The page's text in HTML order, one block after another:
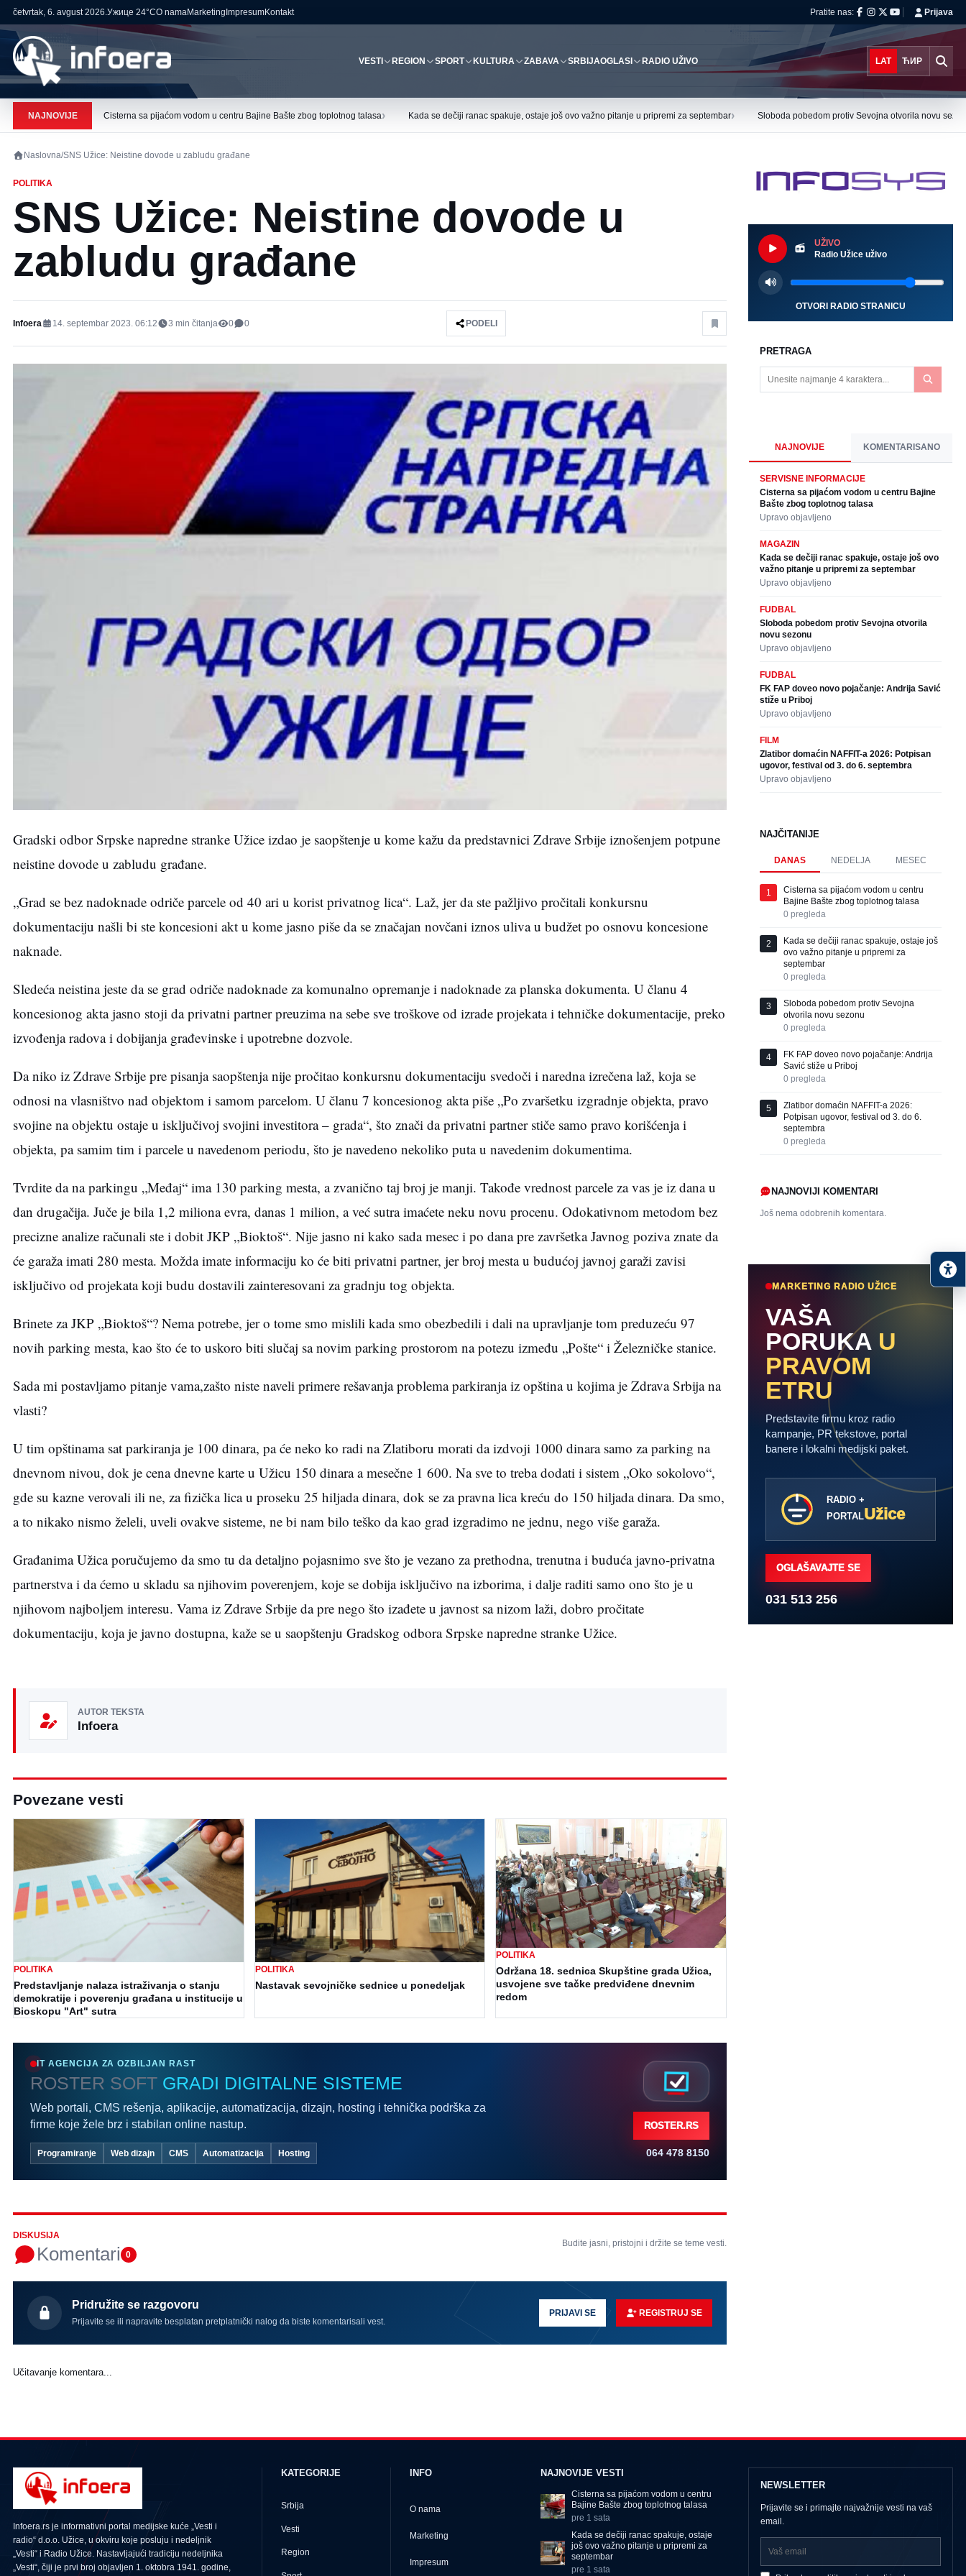
četvrtak, 6. avgust 2026.Ужице 24°CO namaMarketing ImpresumKontakt Pratite nas: Prijava
VESTI REGION SPORT KULTURA ZABAVA SRBIJAOGLASI RADIO UŽIVO LAT ЋИР
NAJNOVIJE Cisterna sa pijaćom vodom u centru Bajine Bašte zbog toplotnog talasa› Kada se dečiji ranac spakuje, ostaje još ovo važno pitanje u pripremi za septembar› Sloboda pobedom protiv Sevojna otvorila novu
Naslovna/SNS Užice: Neistine dovode u zabludu građane
POLITIKA
SNS Užice: Neistine dovode u
zabludu građane
Infoera 14. septembar 2023. 06:12 3 min čitanja 0 0 PODELI
Gradski odbor Srpske napredne stranke Užice izdao je saopštenje u kome kažu da predstavnici Zdrave Srbije iznošenjem potpune
neistine dovode u zabludu građane.
„Grad se bez nadoknade odriče parcele od 40 ari u korist privatnog lica“. Laž, jer da ste pažljivo pročitali konkursnu
dokumentaciju našli bi ste koncesioni akt u kome jasno piše da se značajan novčani iznos uliva u budžet po osnovu koncesione
naknade.
Sledeća neistina jeste da se grad odriče nadoknade za komunalno opremanje i nadoknade za planska dokumenta. U članu 4
koncesionog akta jasno stoji da privatni partner preuzima na sebe sve troškove od izrade projekata i tehničke dokumentacije, preko
izvođenja radova i dobijanja građevinske i upotrebne dozvole.
Da niko iz Zdrave Srbije pre pisanja saopštenja nije pročitao konkursnu dokumentaciju svedoči i naredna izrečena laž, koja se
odnosi na vlasništvo nad objektom i samom parcelom. U članu 7 koncesionog akta piše „Po zvaršetku izgradnje objekta, pravo
svojine na objektu ostaje u isključivoj svojini investitora – grada“, što znači da privatni partner stiče samo pravo korišćenja i
objekta, pa samim tim i parcele u navedenom periodu, što je navedeno nekoliko puta u navedenim dokumentima.
Tvrdite da na parkingu „Međaj“ ima 130 parking mesta, a zvanično taj broj je manji. Takođe vrednost parcele za vas je iz dana u
dan drugačija. Juče je bila 1,2 miliona evra, danas 1 milion, a već sutra imaćete neku novu procenu. Odokativnom metodom bez
precizne analize računali ste i dobit JKP „Bioktoš“. Nije jasno ni kako sada mesec i po dana pre završetka Javnog poziva znate da
će garaža imati 280 mesta. Možda imate informaciju ko će biti privatni partner, jer broj mesta u budućoj javnoj garaži zavisi
isključivo od projekata koji budu dostavili zainteresovani za gradnju tog objekta.
Brinete za JKP „Bioktoš“? Nema potrebe, jer o tome smo mislili kada smo obezbedili i dali na upravljanje tom preduzeću 97
novih parking mesta, kao što će to uskoro biti slučaj sa novim parking prostorom na potezu između „Pošte“ i Železničke stanice.
Sada mi postavljamo pitanje vama,zašto niste naveli primere rešavanja problema parkiranja iz opština u kojima je Zdrava Srbija na
vlasti?
U tim opštinama sat parkiranja je 100 dinara, pa će neko ko radi na Zlatiboru morati da izdvoji 1000 dinara samo za parking na
dnevnom nivou, dok je cena dnevne karte u Užicu 150 dinara a mesečne 1 600. Na sve to treba dodati i sistem „Oko sokolovo“,
gde su kazne verovali ili ne, za fizička lica u proseku 25 hiljada dinara, dok se za pravna lica kreću do 150 hiljada dinara. Da smo,
a to nikako nismo želeli, uveli ovakve sisteme, ne bi nam bilo teško da kao grad izgradimo ne jednu, nego više garaža.
Građanima Užica poručujemo da smo tu da detaljno pojasnimo sve što je vezano za prethodna, trenutna i buduća javno-privatna
partnerstva i da ćemo u skladu sa njihovim poverenjem, koje se dobija isključivo na izborima, i dalje raditi samo ono što je u
njihovom najboljem interesu. Vama iz Zdrave Srbije da pre nego što izađete u javnost sa nizom laži, dobro pročitate
dokumentaciju, koja je javno dostupna, kaže se u saopštenju Gradskog odbora Srpske napredne stranke Užice.
AUTOR TEKSTA
Infoera
Povezane vesti
POLITIKA
Predstavljanje nalaza istraživanja o stanju
demokratije i poverenju građana u institucije u
Bioskopu "Art" sutra
POLITIKA
Nastavak sevojničke sednice u ponedeljak
POLITIKA
Održana 18. sednica Skupštine grada Užica,
usvojene sve tačke predviđene dnevnim
redom
IT AGENCIJA ZA OZBILJAN RAST
ROSTER SOFT GRADI DIGITALNE SISTEME
Web portali, CMS rešenja, aplikacije, automatizacija, dizajn, hosting i tehnička podrška za
firme koje žele brz i stabilan online nastup.
Programiranje Web dizajn CMS Automatizacija Hosting
ROSTER.RS
064 478 8150
DISKUSIJA
Komentari 0
Budite jasni, pristojni i držite se teme vesti.
Pridružite se razgovoru
Prijavite se ili napravite besplatan pretplatnički nalog da biste komentarisali vest.
PRIJAVI SE REGISTRUJ SE
Učitavanje komentara...
UŽIVO
Radio Užice uživo
OTVORI RADIO STRANICU
PRETRAGA
NAJNOVIJE KOMENTARISANO
SERVISNE INFORMACIJE
Cisterna sa pijaćom vodom u centru Bajine
Bašte zbog toplotnog talasa
Upravo objavljeno
MAGAZIN
Kada se dečiji ranac spakuje, ostaje još ovo
važno pitanje u pripremi za septembar
Upravo objavljeno
FUDBAL
Sloboda pobedom protiv Sevojna otvorila
novu sezonu
Upravo objavljeno
FUDBAL
FK FAP doveo novo pojačanje: Andrija Savić
stiže u Priboj
Upravo objavljeno
FILM
Zlatibor domaćin NAFFIT-a 2026: Potpisan
ugovor, festival od 3. do 6. septembra
Upravo objavljeno
NAJČITANIJE
DANAS NEDELJA MESEC
1
Cisterna sa pijaćom vodom u centru
Bajine Bašte zbog toplotnog talasa
0 pregleda
2
Kada se dečiji ranac spakuje, ostaje još
ovo važno pitanje u pripremi za
septembar
0 pregleda
3
Sloboda pobedom protiv Sevojna
otvorila novu sezonu
0 pregleda
4
FK FAP doveo novo pojačanje: Andrija
Savić stiže u Priboj
0 pregleda
5
Zlatibor domaćin NAFFIT-a 2026:
Potpisan ugovor, festival od 3. do 6.
septembra
0 pregleda
NAJNOVIJI KOMENTARI
Još nema odobrenih komentara.
MARKETING RADIO UŽICE
VAŠA
PORUKA U
PRAVOM
ETRU
Predstavite firmu kroz radio
kampanje, PR tekstove, portal
banere i lokalni medijski paket.
RADIO +
PORTALUžice
OGLAŠAVAJTE SE
031 513 256
Infoera.rs je informativni portal medijske kuće „Vesti i
radio“ d.o.o. Užice, u okviru koje posluju i nedeljnik
„Vesti“ i Radio Užice. Nastavljajući tradiciju nedeljnika
„Vesti“, čiji je prvi broj objavljen 1. oktobra 1941. godine,
KATEGORIJE
Srbija
Vesti
Region
INFO
O nama
Marketing
Impresum
NAJNOVIJE VESTI
Cisterna sa pijaćom vodom u centru
Bajine Bašte zbog toplotnog talasa
pre 1 sata
Kada se dečiji ranac spakuje, ostaje
još ovo važno pitanje u pripremi za
septembar
pre 1 sata
NEWSLETTER
Prijavite se i primajte najvažnije vesti na vaš
email.